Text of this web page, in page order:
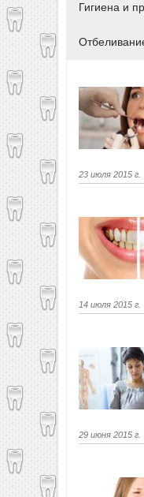
Гигиена и
23 июля 2015 г.
14 июля 2015 г.
29 июня 2015 г.